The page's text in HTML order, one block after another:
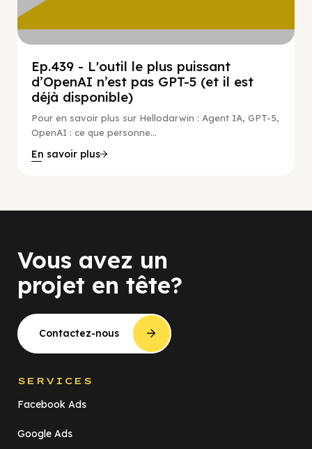
Ep.439 - L'outil le plus puissant
d’OpenAI n’est pas GPT-5 (et il est
déjà disponible)
Pour en savoir plus sur Hellodarwin : Agent IA, GPT-5,
OpenAI : ce que personne...
En savoir plus
Vous avez un
projet en tête?
Contactez-nous
SERVICES
Facebook Ads
Google Ads